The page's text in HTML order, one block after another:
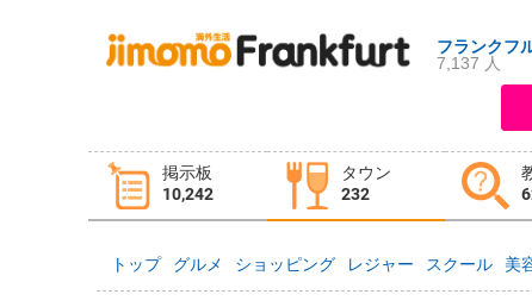
フランクフ
7,137 人
掲示板
10,242
タウン
232
タウン情報 教えて！
イベント 求人
トップ グルメ ショッピング レジャー スクール 美